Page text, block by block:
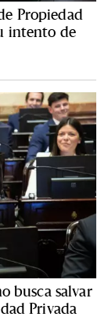
Propiedad
intento de
busca salvar
Privada